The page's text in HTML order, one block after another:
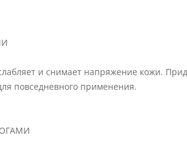
и снимает напряжение кожи.
повседневного применения.